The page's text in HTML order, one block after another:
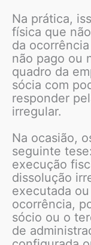
Na prática,
física que
da
não pago ou
quadro da
sócia com
responder
irregular.
Na ocasião,
seguinte
execução
dissolução
executada
ocorrência,
sócio ou o
de